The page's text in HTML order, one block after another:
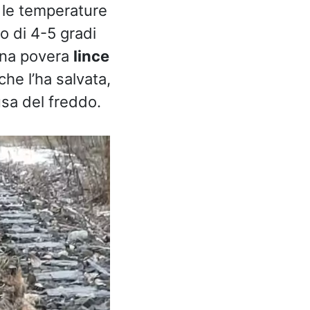
temperature
di 4-5 gradi
povera lince
l’ha salvata,
del freddo.